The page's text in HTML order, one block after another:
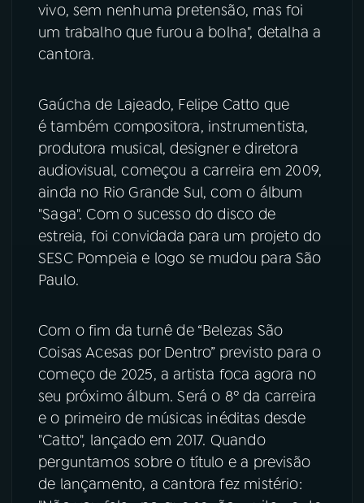
vivo, sem nenhuma pretensão, mas foi
um trabalho que furou a bolha", detalha a
cantora.
Gaúcha de Lajeado, Felipe Catto que
é também compositora, instrumentista,
produtora musical, designer e diretora
audiovisual, começou a carreira em 2009,
ainda no Rio Grande Sul, com o álbum
"Saga". Com o sucesso do disco de
estreia, foi convidada para um projeto do
SESC Pompeia e logo se mudou para São
Paulo.
Com o fim da turnê de “Belezas São
Coisas Acesas por Dentro” previsto para o
começo de 2025, a artista foca agora no
seu próximo álbum. Será o 8º da carreira
e o primeiro de músicas inéditas desde
"Catto", lançado em 2017. Quando
perguntamos sobre o título e a previsão
de lançamento, a cantora fez mistério: